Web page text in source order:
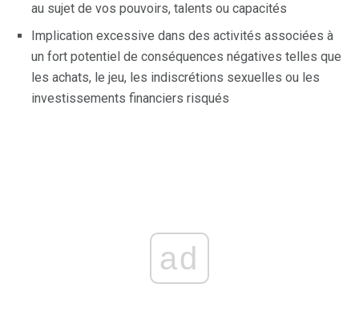
au sujet de vos pouvoirs, talents ou capacités
Implication excessive dans des activités associées à
un fort potentiel de conséquences négatives telles que
les achats, le jeu, les indiscrétions sexuelles ou les
investissements financiers risqués
ad